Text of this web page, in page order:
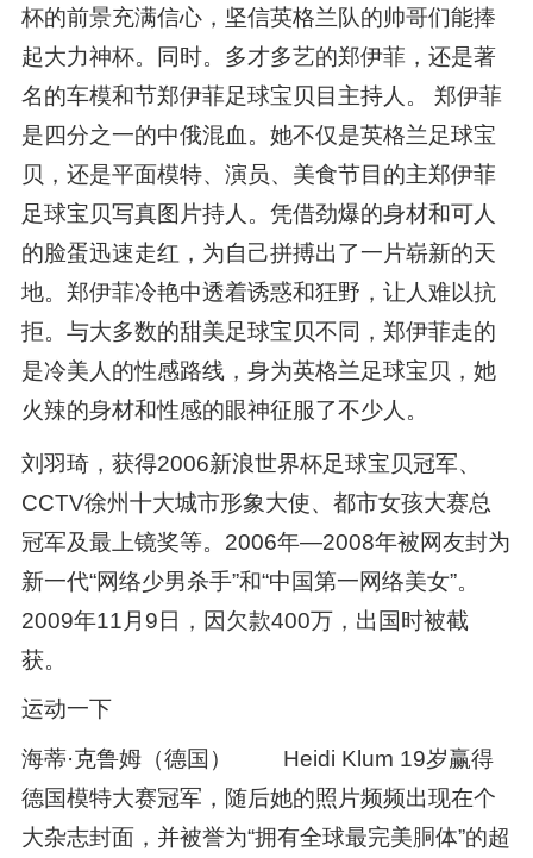
杯的前景充满信心，坚信英格兰队的帅哥们能捧
起大力神杯。同时。多才多艺的郑伊菲，还是著
名的车模和节郑伊菲足球宝贝目主持人。 郑伊菲
是四分之一的中俄混血。她不仅是英格兰足球宝
贝，还是平面模特、演员、美食节目的主郑伊菲
足球宝贝写真图片持人。凭借劲爆的身材和可人
的脸蛋迅速走红，为自己拼搏出了一片崭新的天
地。郑伊菲冷艳中透着诱惑和狂野，让人难以抗
拒。与大多数的甜美足球宝贝不同，郑伊菲走的
是冷美人的性感路线，身为英格兰足球宝贝，她
火辣的身材和性感的眼神征服了不少人。
刘羽琦，获得2006新浪世界杯足球宝贝冠军、
CCTV徐州十大城市形象大使、都市女孩大赛总
冠军及最上镜奖等。2006年—2008年被网友封为
新一代“网络少男杀手”和“中国第一网络美女”。
2009年11月9日，因欠款400万，出国时被截
获。
运动一下
海蒂·克鲁姆（德国） Heidi Klum 19岁赢得
德国模特大赛冠军，随后她的照片频频出现在个
大杂志封面，并被誉为“拥有全球最完美胴体”的超